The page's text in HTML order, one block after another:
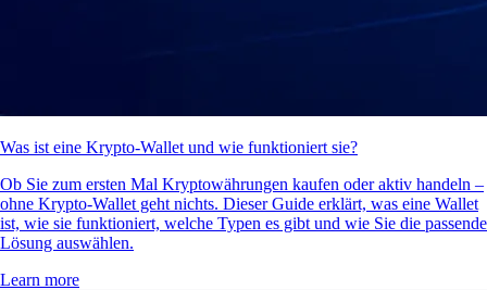
Was ist eine Krypto-Wallet und wie funktioniert sie?
Ob Sie zum ersten Mal Kryptowährungen kaufen oder aktiv handeln –
ohne Krypto-Wallet geht nichts. Dieser Guide erklärt, was eine Wallet
ist, wie sie funktioniert, welche Typen es gibt und wie Sie die passende
Lösung auswählen.
Learn more